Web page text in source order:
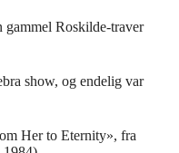
gammel Roskilde-traver
show, og endelig var
Her to Eternity», fra